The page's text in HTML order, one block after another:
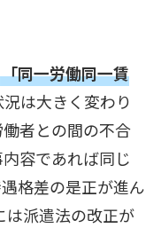
「同一労働同一賃
は大きく変わり
者との間の不合
容であれば同じ
格差の是正が進ん
は派遣法の改正が